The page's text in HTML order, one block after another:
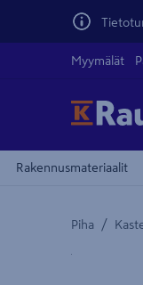
Myymälät
Rakennusmateriaalit
Piha /